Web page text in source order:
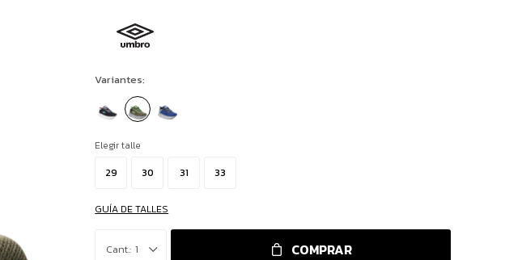
Variantes:
Elegir talle
29
30 31 33
GUÍA DE TALLES
1 COMPRAR